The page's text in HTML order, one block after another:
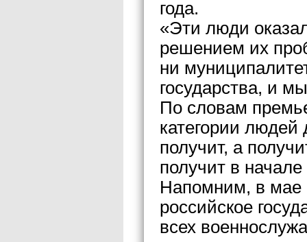
года.
«Эти люди
решением их
ни
государства, и
По словам
категории людей
получит, а
получит в
Напомним, в мае
российское
всех